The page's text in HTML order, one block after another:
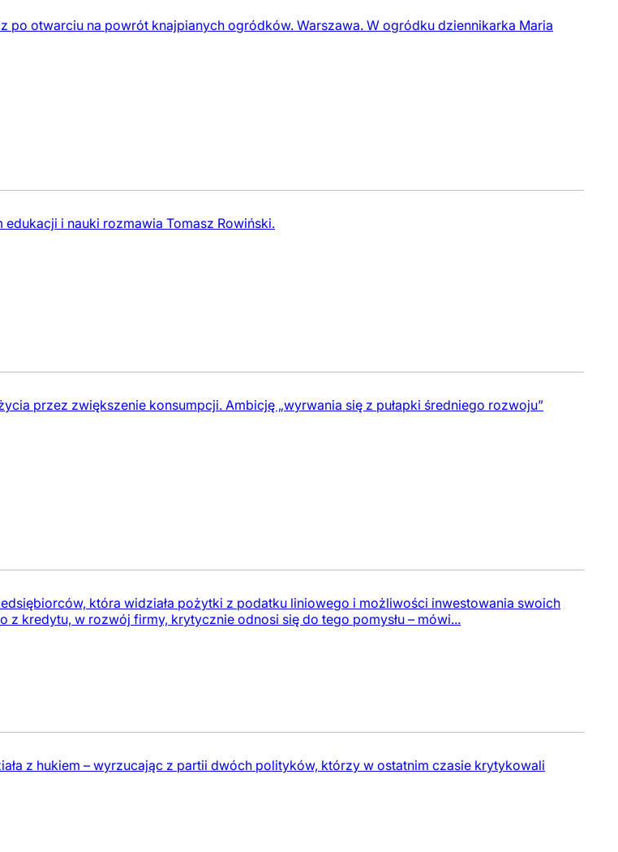
po otwarciu na powrót knajpianych ogródków. Warszawa. W ogródku dziennikarka Maria
edukacji i nauki rozmawia Tomasz Rowiński.
przez zwiększenie konsumpcji. Ambicję „wyrwania się z pułapki średniego rozwoju”
która widziała pożytki z podatku liniowego i możliwości inwestowania swoich
z kredytu, w rozwój firmy, krytycznie odnosi się do tego pomysłu – mówi...
z hukiem – wyrzucając z partii dwóch polityków, którzy w ostatnim czasie krytykowali